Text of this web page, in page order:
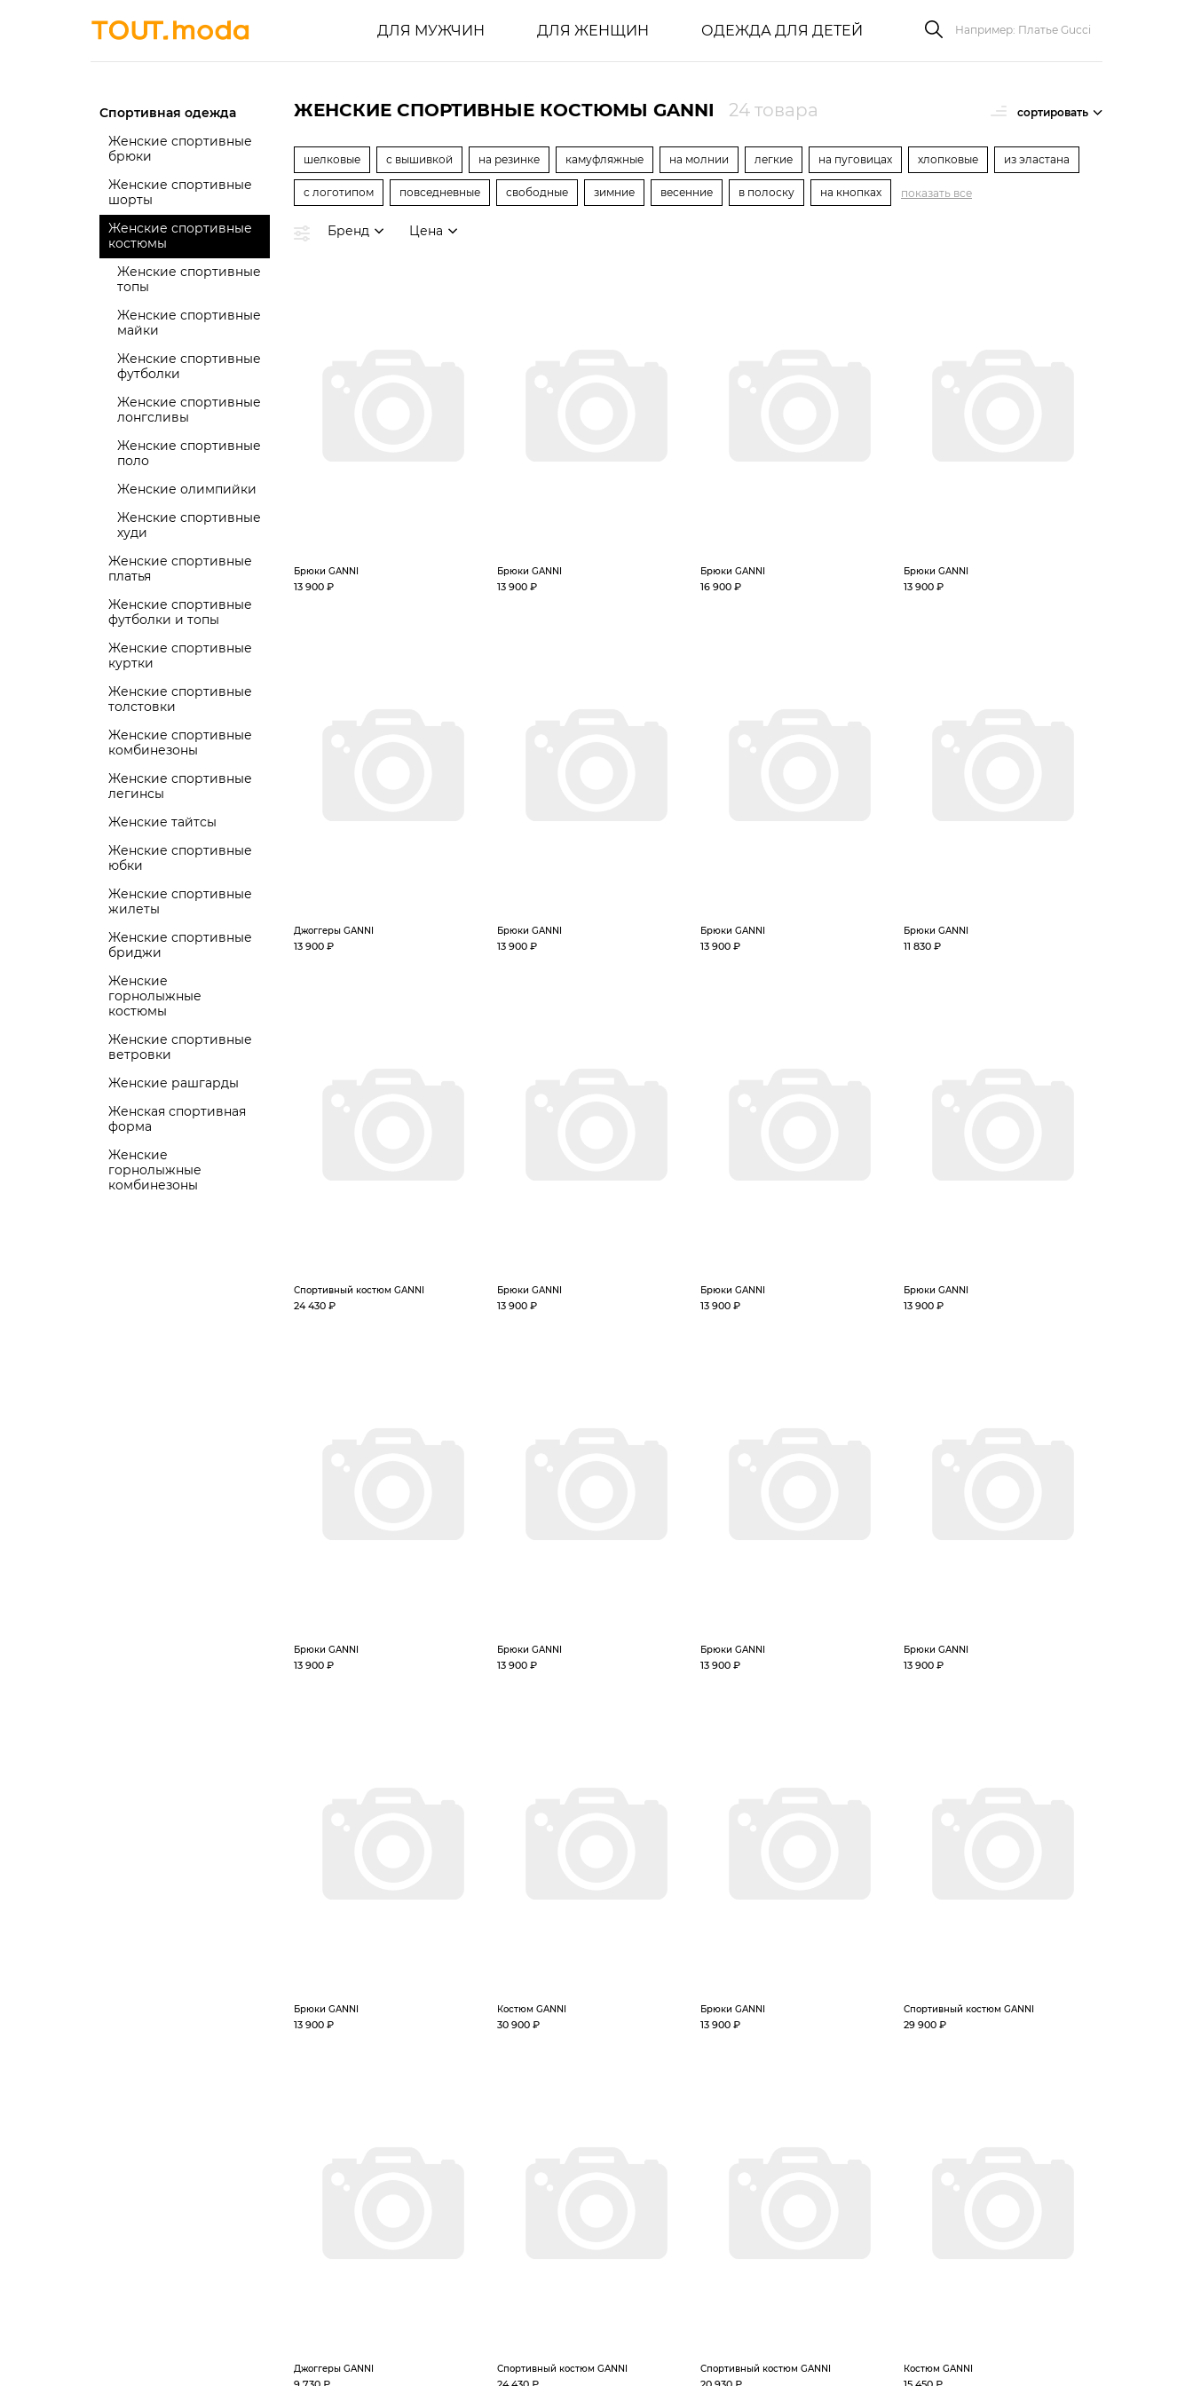
ДЛЯ МУЖЧИН ДЛЯ ЖЕНЩИН ОДЕЖДА ДЛЯ ДЕТЕЙ
Спортивная одежда
Женские спортивные
брюки
Женские спортивные
шорты
Женские спортивные
костюмы
Женские спортивные
топы
Женские спортивные
майки
Женские спортивные
футболки
Женские спортивные
лонгсливы
Женские спортивные
поло
Женские олимпийки
Женские спортивные
худи
Женские спортивные
платья
Женские спортивные
футболки и топы
Женские спортивные
куртки
Женские спортивные
толстовки
Женские спортивные
комбинезоны
Женские спортивные
легинсы
Женские тайтсы
Женские спортивные
юбки
Женские спортивные
жилеты
Женские спортивные
бриджи
Женские
горнолыжные
костюмы
Женские спортивные
ветровки
Женские рашгарды
Женская спортивная
форма
Женские
горнолыжные
комбинезоны
ЖЕНСКИЕ СПОРТИВНЫЕ КОСТЮМЫ GANNI 24 товара сортировать
шелковые с вышивкой на резинке камуфляжные на молнии легкие на пуговицах хлопковые из эластана
с логотипом повседневные свободные зимние весенние в полоску на кнопках показать все
Бренд Цена
Брюки GANNI
13 900 ₽
Брюки GANNI
13 900 ₽
Брюки GANNI
16 900 ₽
Брюки GANNI
13 900 ₽
Джоггеры GANNI
13 900 ₽
Брюки GANNI
13 900 ₽
Брюки GANNI
13 900 ₽
Брюки GANNI
11 830 ₽
Спортивный костюм GANNI
24 430 ₽
Брюки GANNI
13 900 ₽
Брюки GANNI
13 900 ₽
Брюки GANNI
13 900 ₽
Брюки GANNI
13 900 ₽
Брюки GANNI
13 900 ₽
Брюки GANNI
13 900 ₽
Брюки GANNI
13 900 ₽
Брюки GANNI
13 900 ₽
Костюм GANNI
30 900 ₽
Брюки GANNI
13 900 ₽
Спортивный костюм GANNI
29 900 ₽
Джоггеры GANNI Спортивный костюм GANNI Спортивный костюм GANNI Костюм GANNI